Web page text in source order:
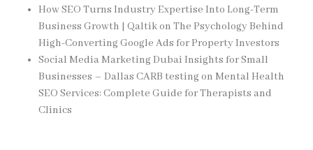
How SEO Turns Industry Expertise Into Long-Term
Business Growth | Qaltikon The Psychology Behind
High-Converting Google Ads for Property Investors
Social Media Marketing Dubai Insights for Small
Businesses – Dallas CARB testingon Mental Health
SEO Services: Complete Guide for Therapists and
Clinics